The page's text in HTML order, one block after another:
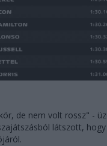
de nem volt rossz" -
látszott,